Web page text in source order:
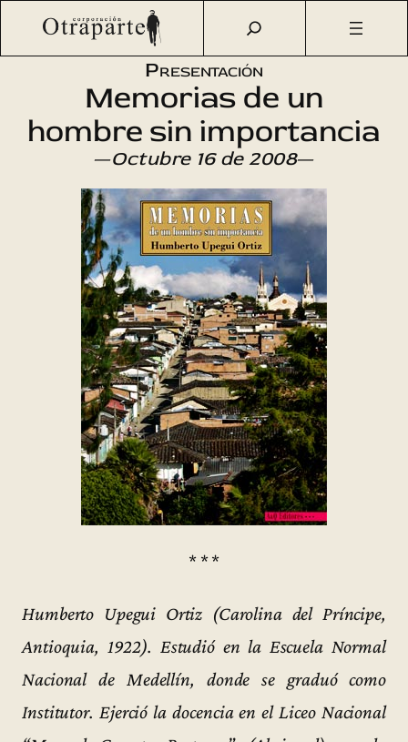
Saltar
Otraparte.org/ Agenda Cultural Literatura
Memorias de
un hombre sin importancia
Presentación
Memorias de un
hombre sin importancia
—Octubre 16 de 2008—
* * *
Humberto Upegui Ortiz (Carolina del Príncipe,
Antioquia, 1922). Estudió en la Escuela Normal
Nacional de Medellín, donde se graduó como
Institutor. Ejerció la docencia en el Liceo Nacional